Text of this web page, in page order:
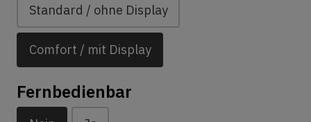
Standard / ohne Display
Comfort / mit Display
Fernbedienbar